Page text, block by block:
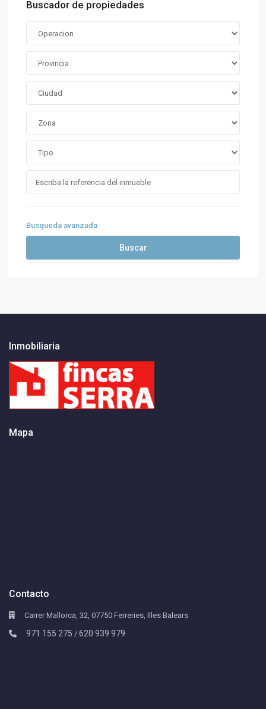
Buscador de propiedades
Busqueda avanzada
Buscar
Inmobiliaria
Mapa
Contacto
Carrer Mallorca, 32, 07750 Ferreries, Illes Balears
971 155 275 /620 939 979